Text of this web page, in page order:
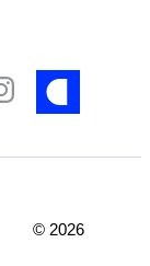
© 2026